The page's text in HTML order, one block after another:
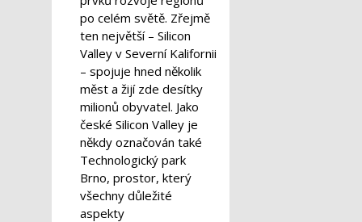
po celém světě. Zřejmě
ten největší – Silicon
Valley v Severní Kalifornii
– spojuje hned několik
měst a žijí zde desítky
milionů obyvatel. Jako
české Silicon Valley je
někdy označován také
Technologický park
Brno, prostor, který
všechny důležité
aspekty